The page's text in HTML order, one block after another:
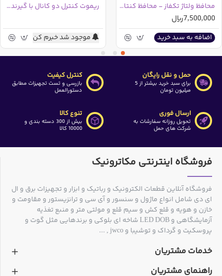
محافظ ولتاژ تکفاز - محافظ کنتاکتور SPM
7,500,000ریال
اضافه به سبد خرید
ریموت کنترل دو کانال با گیرنده(رسیور) 220 ولت
موجود شد خبرم کن
حمل و نقل رایگان
برای سبد خرید بیشتر از 5
میلیون تومان
کنترل کیفیت
بازرسی و تست تجهیزات مطابق
دستورالعمل
ارسال فوری
تحویل روزانه سفارشات به
شرکت های حمل
تنوع کالا
بیش از 300 دسته بندی و
10000 کالا
فروشگاه اینترنتی مکاترونیک
فروشگاه آنلاین قطعات الکترونیک و رباتیک و ابزار و تجهیزات برق و ال
ای دی شامل انواع ماژول و سنسور و آی سی و ترانزیستور و مقاومت و
خازن و هویه و قلع کش و سیم قلع و مولتی متر و منبع تغذیه
آزمایشگاهی و LED DOB شاخه ای بلوکی و برندهایی مثل گوت و
پروسکیت و گرداک و توشیبا و jwco , ...
خدمات مشتریان
راهنمای مشتریان